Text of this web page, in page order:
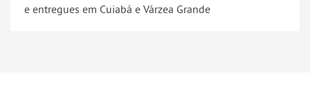
e entregues em Cuiabá e Várzea Grande